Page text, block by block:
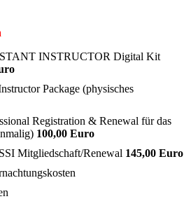
INSTRUCTOR Digital Kit
Package (physisches
Registration & Renewal für das
100,00 Euro
Mitgliedschaft/Renewal 145,00 Euro